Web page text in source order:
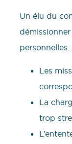
Un élu du
Les
La
trop